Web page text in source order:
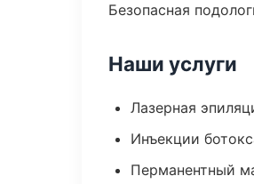
Безопасная
Наши услуги
Лазерная
Инъекции
Перманентный